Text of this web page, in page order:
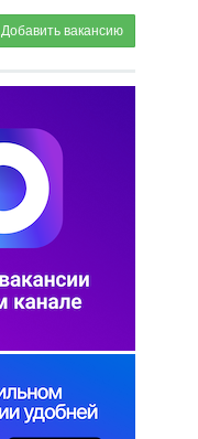
Добавить вакансию